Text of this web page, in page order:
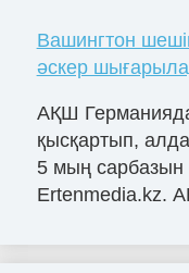
Вашингтон
әскер
АҚШ
қысқартып,
5 мың сарбазын
Ertenmedia.kz.